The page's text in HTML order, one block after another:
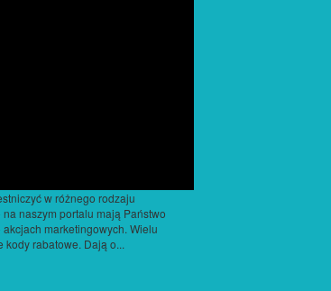
w różnego rodzaju
naszym portalu mają Państwo
marketingowych. Wielu
kody rabatowe. Dają o...